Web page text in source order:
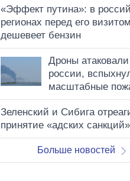
«Эффект путина»: в
регионах перед его
дешевеет бензин
Дроны
россии,
масштабные
Зеленский и Сибига
принятие «адских
Больше новостей